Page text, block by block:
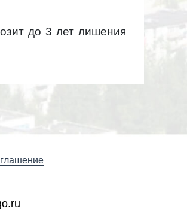
до 3 лет лишения